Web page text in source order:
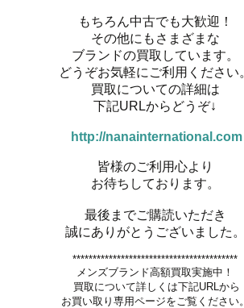
もちろん中古でも大歓迎！
その他にもさまざまな
ブランドの買取しています。
どうぞお気軽にご利用ください
買取についての詳細は
下記URLからどうぞ↓
http://nanainternational.com
皆様のご利用心より
お待ちしております。
最後までご購読いただき
誠にありがとうございました
*****************************************
メンズブランド高額買取実施中！
買取について詳しくは下記URLから
お買い取り専用ページをご覧ください